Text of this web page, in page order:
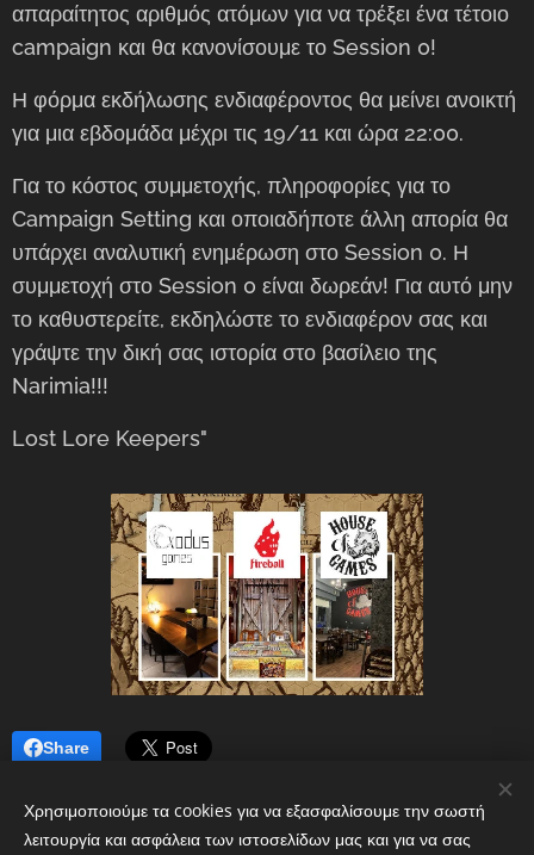
απαραίτητος αριθμός ατόμων για να τρέξει ένα τέτοιο
campaign και θα κανονίσουμε το Session 0!
Η φόρμα εκδήλωσης ενδιαφέροντος θα μείνει ανοικτή
για μια εβδομάδα μέχρι τις 19/11 και ώρα 22:00.
Για το κόστος συμμετοχής, πληροφορίες για το
Campaign Setting και οποιαδήποτε άλλη απορία θα
υπάρχει αναλυτική ενημέρωση στο Session 0. Η
συμμετοχή στο Session 0 είναι δωρεάν! Για αυτό μην
το καθυστερείτε, εκδηλώστε το ενδιαφέρον σας και
γράψτε την δική σας ιστορία στο βασίλειο της
Narimia!!!
Lost Lore Keepers"
Share
Χρησιμοποιούμε τα cookies για να εξασφαλίσουμε την σωστή
λειτουργία και ασφάλεια των ιστοσελίδων μας και για να σας